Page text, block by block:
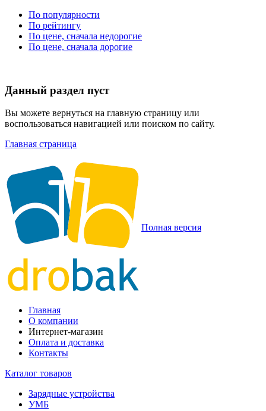
По популярности
По рейтингу
По цене, сначала недорогие
По цене, сначала дорогие
Данный раздел пуст
Вы можете вернуться на главную страницу или
воспользоваться навигацией или поиском по сайту.
Главная страница
Полная версия
Главная
О компании
Интернет-магазин
Оплата и доставка
Контакты
Каталог товаров
Зарядные устройства
УМБ